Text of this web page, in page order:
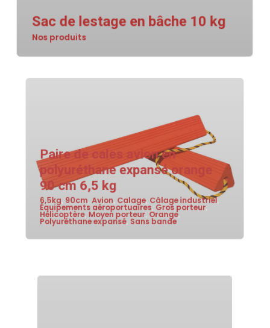
Sac de lestage en bâche 10 kg
Nos produits
Paire de cales avion en
polyuréthane expansé orange
90 cm 6,5 kg
6,5kg,90cm,Avion,Calage,Câlage industriel
Équipements aéroportuaires,Gros porteur
Hélicoptère,Moyen porteur,Orange
Polyuréthane expansé